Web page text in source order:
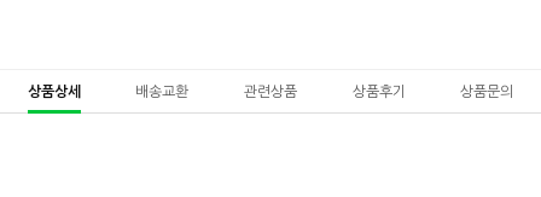
상품상세 배송교환 관련상품 상품후기 상품문의